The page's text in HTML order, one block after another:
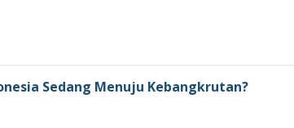
Sedang Menuju Kebangkrutan?